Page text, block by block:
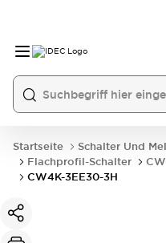
Startseite Schalter Und
Flachprofil-Schalter
CW4K-3EE30-3H